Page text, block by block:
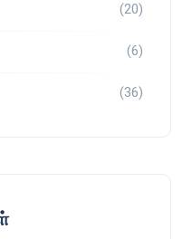
(20)
(6)
(36)